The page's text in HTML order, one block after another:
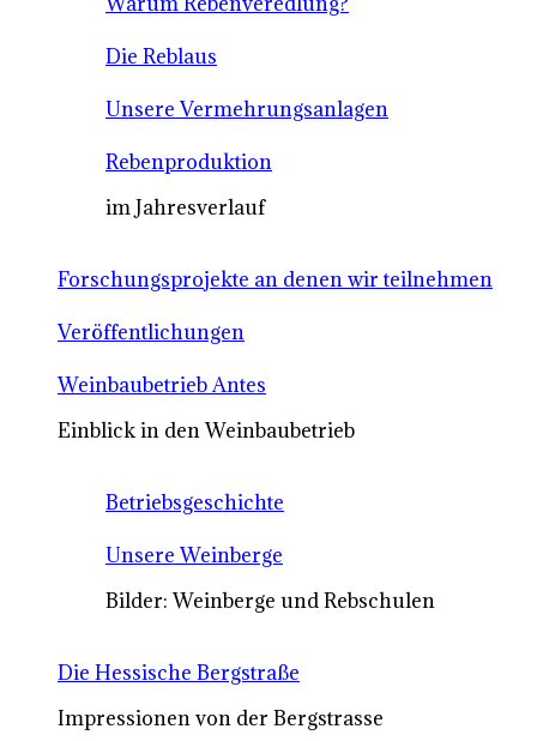
Die Reblaus
Unsere Vermehrungsanlagen
Rebenproduktion
im Jahresverlauf
Forschungsprojekte an denen wir teilnehmen
Veröffentlichungen
Weinbaubetrieb Antes
Einblick in den Weinbaubetrieb
Betriebsgeschichte
Unsere Weinberge
Bilder: Weinberge und Rebschulen
Die Hessische Bergstraße
Impressionen von der Bergstrasse